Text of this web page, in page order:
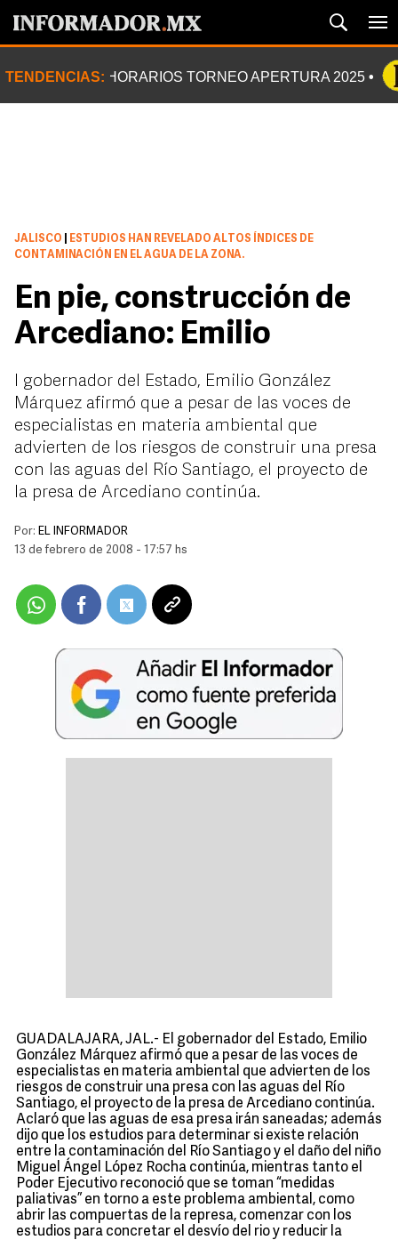
TENDENCIAS: HORARIOS TORNEO APERTURA 2025
JALISCO
ESTUDIOS HAN REVELADO ALTOS ÍNDICES DE
CONTAMINACIÓN EN EL AGUA DE LA ZONA.
En pie, construcción de
Arcediano: Emilio
l gobernador del Estado, Emilio González
Márquez afirmó que a pesar de las voces de
especialistas en materia ambiental que
advierten de los riesgos de construir una presa
con las aguas del Río Santiago, el proyecto de
la presa de Arcediano continúa.
Por: EL INFORMADOR
13 de febrero de 2008 - 17:57 hs
GUADALAJARA, JAL.- El gobernador del Estado, Emilio
González Márquez afirmó que a pesar de las voces de
especialistas en materia ambiental que advierten de los
riesgos de construir una presa con las aguas del Río
Santiago, el proyecto de la presa de Arcediano continúa.
Aclaró que las aguas de esa presa irán saneadas; además
dijo que los estudios para determinar si existe relación
entre la contaminación del Río Santiago y el daño del niño
Miguel Ángel López Rocha continúa, mientras tanto el
Poder Ejecutivo reconoció que se toman “medidas
paliativas” en torno a este problema ambiental, como
abrir las compuertas de la represa, comenzar con los
estudios para concretar el desvío del rio y reducir la